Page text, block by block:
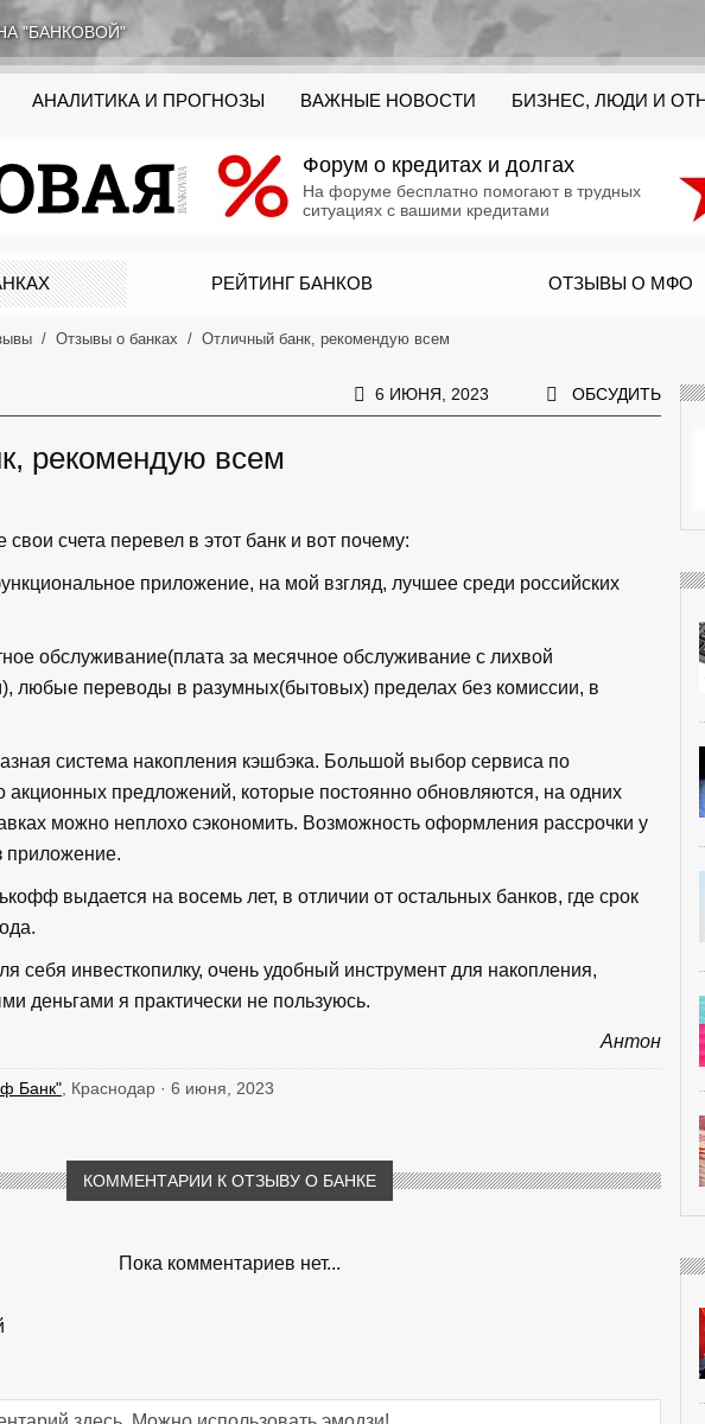
"БАНКОВОЙ"
АНАЛИТИКА И ПРОГНОЗЫ ВАЖНЫЕ НОВОСТИ БИЗНЕС, ЛЮДИ И
Форум о кредитах и долгах
На форуме бесплатно помогают в трудных
ситуациях с вашими кредитами
РЕЙТИНГ БАНКОВ ОТЗЫВЫ О МФО
Отзывы о банках Отличный банк, рекомендую всем
6 ИЮНЯ, 2023 ОБСУДИТЬ
рекомендую всем
счета перевел в этот банк и вот почему:
приложение, на мой взгляд, лучшее среди российских
обслуживание(плата за месячное обслуживание с лихвой
любые переводы в разумных(бытовых) пределах без комиссии, в
система накопления кэшбэка. Большой выбор сервиса по
акционных предложений, которые постоянно обновляются, на одних
можно неплохо сэкономить. Возможность оформления рассрочки у
приложение.
выдается на восемь лет, в отличии от остальных банков, где срок
себя инвесткопилку, очень удобный инструмент для накопления,
деньгами я практически не пользуюсь.
Антон
Банк" , Краснодар · 6 июня, 2023
КОММЕНТАРИИ К ОТЗЫВУ О БАНКЕ
Пока комментариев нет...